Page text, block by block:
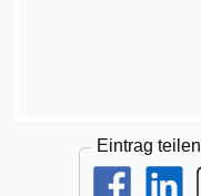
Eintrag teilen